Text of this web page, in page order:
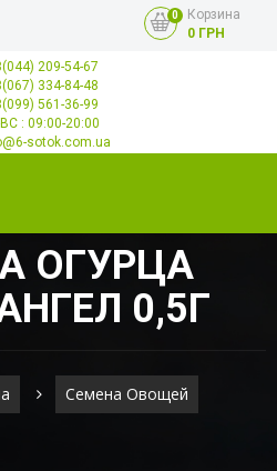
0
Корзина
0 ГРН
209-54-67
334-84-48
561-36-99
: 09:00-20:00
sotok.com.ua
ОГУРЦА
0,5Г
Семена Овощей